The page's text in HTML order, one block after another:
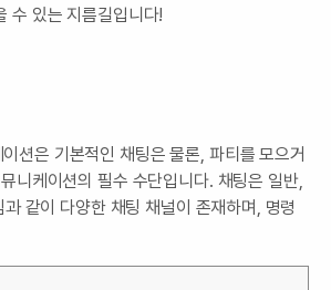
수 있는 지름길입니다!
션은 기본적인 채팅은 물론, 파티를 모으거
니케이션의 필수 수단입니다. 채팅은 일반,
같이 다양한 채팅 채널이 존재하며, 명령